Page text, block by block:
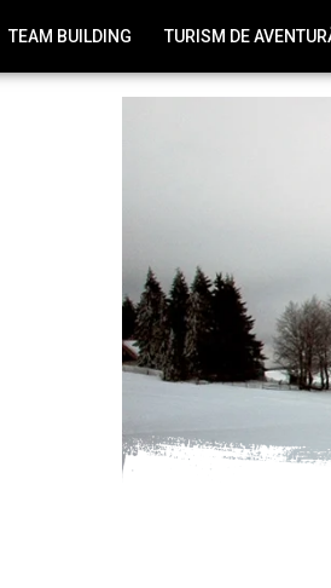
TEAM BUILDING TURISM DE